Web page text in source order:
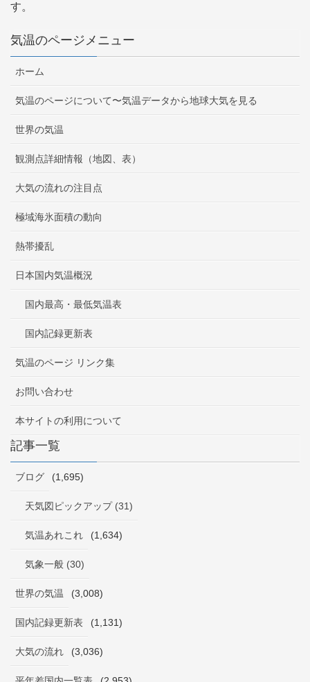
す。
気温のページメニュー
ホーム
気温のページについて〜気温データから地球大気を見る
世界の気温
観測点詳細情報（地図、表）
大気の流れの注目点
極域海氷面積の動向
熱帯擾乱
日本国内気温概況
国内最高・最低気温表
国内記録更新表
気温のページ リンク集
お問い合わせ
本サイトの利用について
記事一覧
ブログ (1,695)
天気図ピックアップ (31)
気温あれこれ (1,634)
気象一般 (30)
世界の気温 (3,008)
国内記録更新表 (1,131)
大気の流れ (3,036)